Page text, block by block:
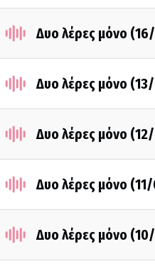
Δυο λέρες μόνο
Δυο λέρες μόνο
Δυο λέρες μόνο
Δυο λέρες μόνο
Δυο λέρες μόνο